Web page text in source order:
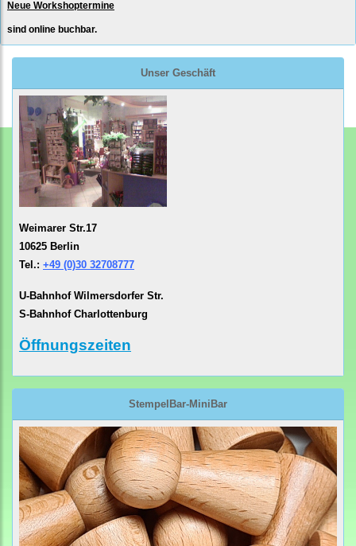
Neue Workshoptermine
sind online buchbar.
Unser Geschäft
Weimarer Str.17
10625 Berlin
Tel.: +49 (0)30 32708777
U-Bahnhof Wilmersdorfer Str.
S-Bahnhof Charlottenburg
Öffnungszeiten
StempelBar-MiniBar